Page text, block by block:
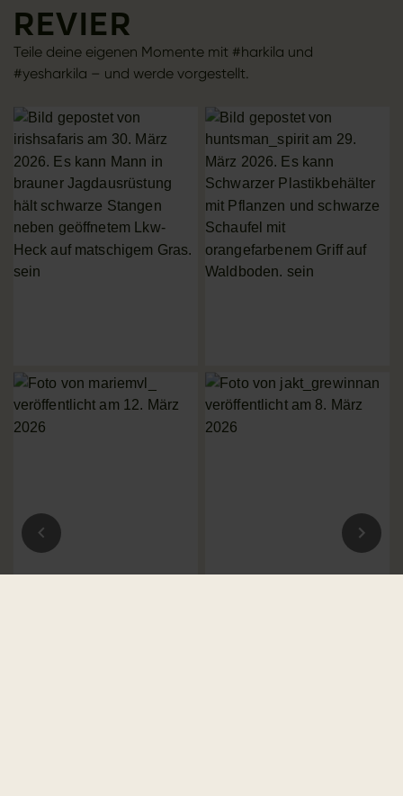
REVIER
Teile deine eigenen Momente mit #harkila und
#yesharkila – und werde vorgestellt.